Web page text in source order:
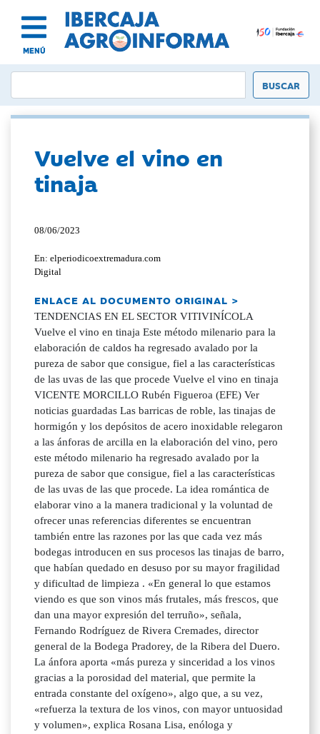
MENÚ
Vuelve el vino en
tinaja
08/06/2023
En: elperiodicoextremadura.com
Digital
ENLACE AL DOCUMENTO ORIGINAL >
TENDENCIAS EN EL SECTOR VITIVINÍCOLA
Vuelve el vino en tinaja Este método milenario para la
elaboración de caldos ha regresado avalado por la
pureza de sabor que consigue, fiel a las características
de las uvas de las que procede Vuelve el vino en tinaja
VICENTE MORCILLO Rubén Figueroa (EFE) Ver
noticias guardadas Las barricas de roble, las tinajas de
hormigón y los depósitos de acero inoxidable relegaron
a las ánforas de arcilla en la elaboración del vino, pero
este método milenario ha regresado avalado por la
pureza de sabor que consigue, fiel a las características
de las uvas de las que procede. La idea romántica de
elaborar vino a la manera tradicional y la voluntad de
ofrecer unas referencias diferentes se encuentran
también entre las razones por las que cada vez más
bodegas introducen en sus procesos las tinajas de barro,
que habían quedado en desuso por su mayor fragilidad
y dificultad de limpieza . «En general lo que estamos
viendo es que son vinos más frutales, más frescos, que
dan una mayor expresión del terruño», señala,
Fernando Rodríguez de Rivera Cremades, director
general de la Bodega Pradorey, de la Ribera del Duero.
La ánfora aporta «más pureza y sinceridad a los vinos
gracias a la porosidad del material, que permite la
entrada constante del oxígeno», algo que, a su vez,
«refuerza la textura de los vinos, con mayor untuosidad
y volumen», explica Rosana Lisa, enóloga y